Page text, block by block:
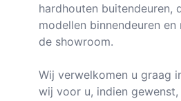
hardhouten buitendeuren,
modellen binnendeuren
de showroom.
Wij verwelkomen u graag
wij voor u, indien